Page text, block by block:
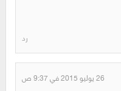
رد
26 يوليو 2015 في 9:37 ص